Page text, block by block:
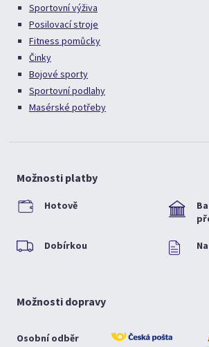
Sportovní výživa
Posilovací stroje
Fitness pomůcky
Činky
Bojové sporty
Sportovní podlahy
Masérské potřeby
Možnosti platby
Hotově
Dobírkou
Možnosti dopravy
Osobní odběr